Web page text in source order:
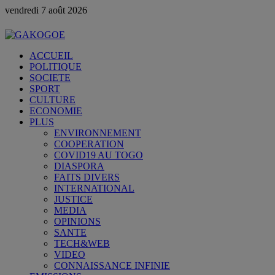
vendredi 7 août 2026
ACCUEIL
POLITIQUE
SOCIETE
SPORT
CULTURE
ECONOMIE
PLUS
ENVIRONNEMENT
COOPERATION
COVID19 AU TOGO
DIASPORA
FAITS DIVERS
INTERNATIONAL
JUSTICE
MEDIA
OPINIONS
SANTE
TECH&WEB
VIDEO
CONNAISSANCE INFINIE